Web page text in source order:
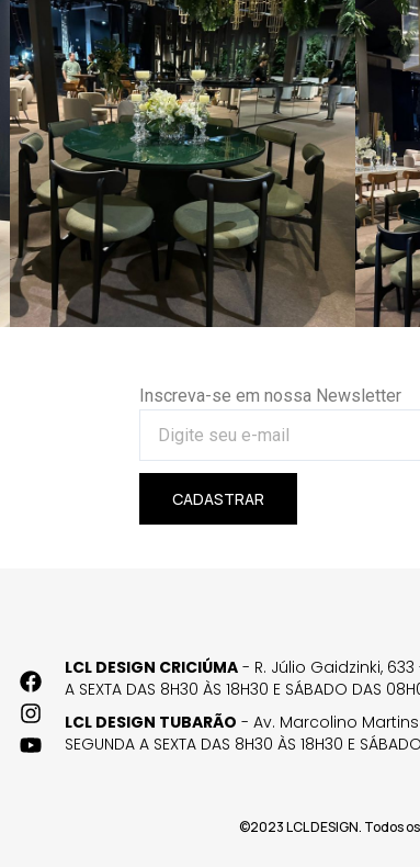
Inscreva-se em nossa Newsletter
CADASTRAR
LCL DESIGN CRICIÚMA - R. Júlio Gaidzinki,
A SEXTA DAS 8H30 ÀS 18H30 E SÁBADO DAS
LCL DESIGN TUBARÃO - Av. Marcolino
SEGUNDA A SEXTA DAS 8H30 ÀS 18H30 E
©2023 LCL DESIGN. Todos